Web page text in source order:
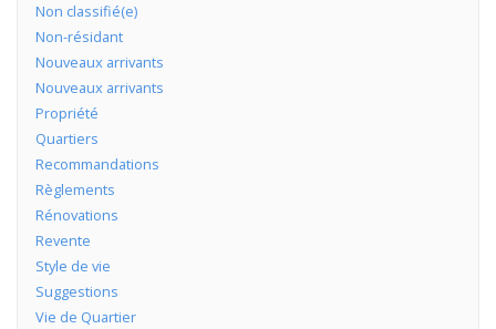
Non classifié(e)
Non-résidant
Nouveaux arrivants
Nouveaux arrivants
Propriété
Quartiers
Recommandations
Règlements
Rénovations
Revente
Style de vie
Suggestions
Vie de Quartier